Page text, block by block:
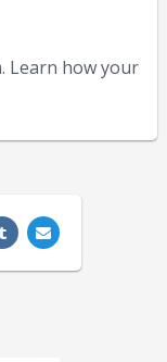
Learn how your